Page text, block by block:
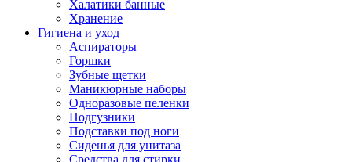
Халатики банные
Хранение
Гигиена и уход
Аспираторы
Горшки
Зубные щетки
Маникюрные наборы
Одноразовые пеленки
Подгузники
Подставки под ноги
Сиденья для унитаза
Средства для стирки